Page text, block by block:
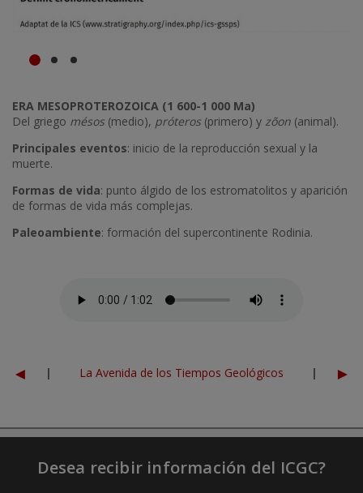
ERA MESOPROTEROZOICA (1 600-1 000 Ma)
Del griego mésos (medio), próteros (primero) y zõon (animal).
Principales eventos: inicio de la reproducción sexual y la
muerte.
Formas de vida: punto álgido de los estromatolitos y aparición
de formas de vida más complejas.
Paleoambiente: formación del supercontinente Rodinia.
◄ | La Avenida de los Tiempos Geológicos | ►
Desea recibir información del ICGC?